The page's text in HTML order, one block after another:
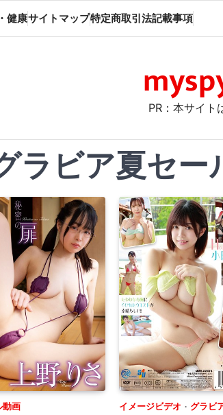
健康サイトマップ特定商取引法記載事項
PR：本サイト
ラビア夏セー
動画 イメージビデオ グラビ